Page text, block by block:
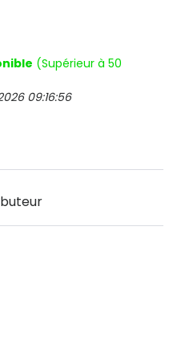
(Supérieur à 50
09:16:56